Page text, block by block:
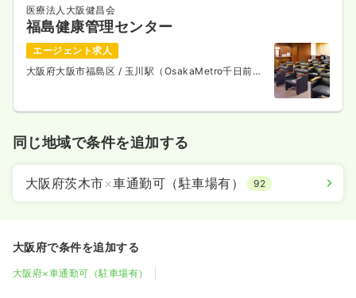
医療法人大阪健昌会
福島健康管理センター
エージェント求人
大阪府大阪市福島区 / 玉川駅（OsakaMetro千日前
同じ地域で条件を追加する
大阪府茨木市×車通勤可（駐車場有） 92
大阪府で条件を追加する
大阪府×車通勤可（駐車場有）